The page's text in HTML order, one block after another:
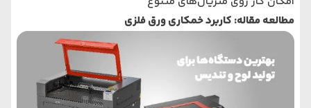
مطالعه مقاله: کاربرد خمکاری ورق فلزی